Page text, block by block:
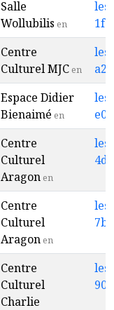
Salle
Wollubilis en
Centre
Culturel MJC en
Espace Didier
Bienaimé en
Centre
Culturel
Aragon en
Centre
Culturel
Aragonen
Centre
Culturel
Charlie